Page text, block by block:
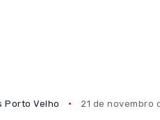
Porto Velho 21 de novembro